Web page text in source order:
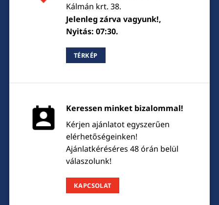
Kálmán krt. 38.
Jelenleg zárva vagyunk!,
Nyitás: 07:30.
TÉRKÉP
Keressen minket bizalommal!
Kérjen ajánlatot egyszerűen
elérhetőségeinken!
Ajánlatkéréséres 48 órán belül
válaszolunk!
KAPCSOLAT